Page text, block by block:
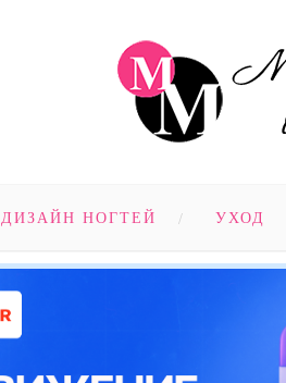
ДИЗАЙН НОГТЕЙ УХОД